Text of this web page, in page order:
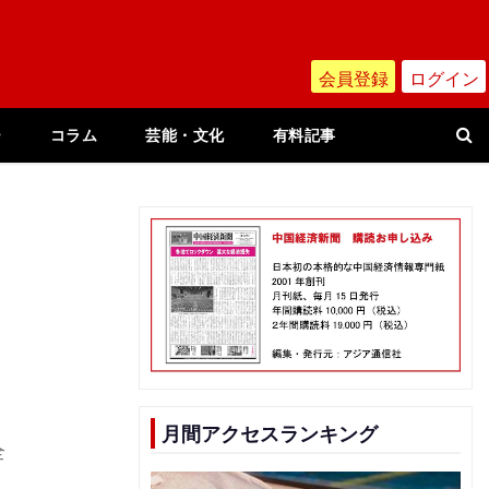
会員登録 ログイン
コラム 芸能・文化 有料記事
月間アクセスランキング